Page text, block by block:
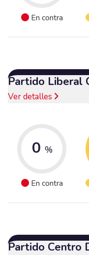
En contra
Partido Liberal
Ver detalles
0 %
En contra
Partido Centro